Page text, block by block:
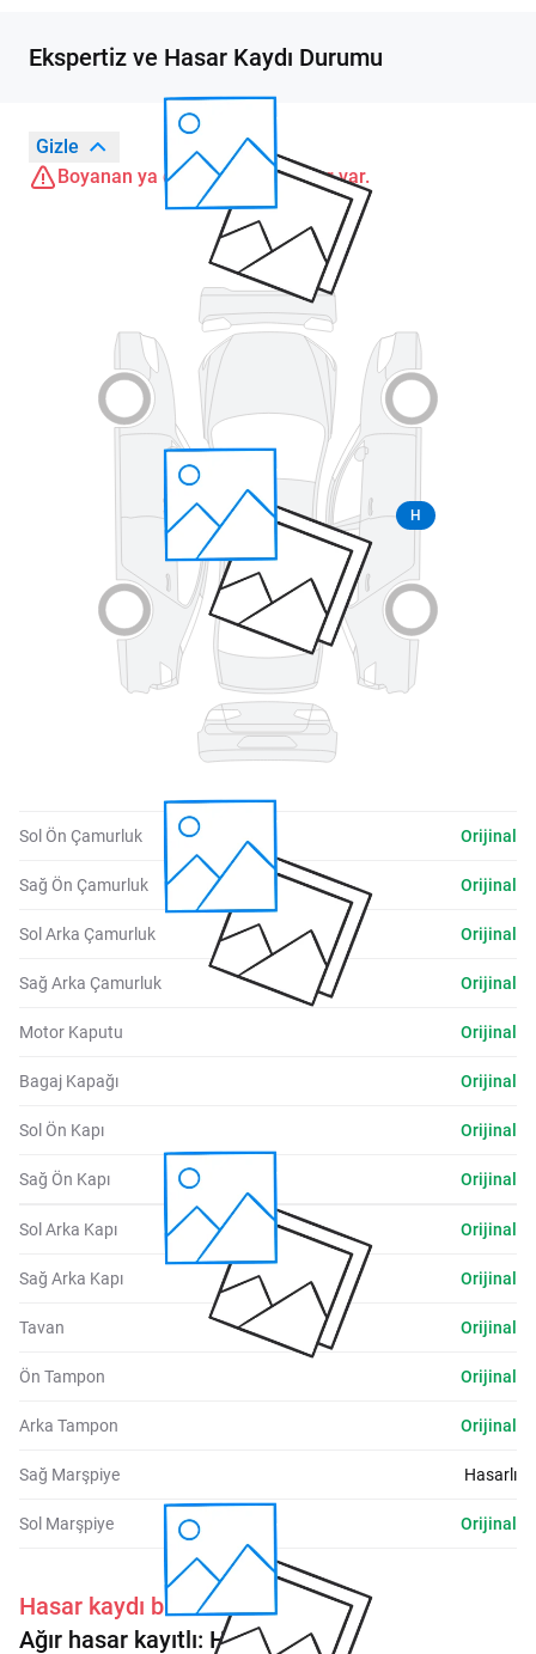
Ekspertiz ve Hasar Kaydı Durumu
Gizle
Boyanan ya da değişen parçalar var.
H
Sol Ön Çamurluk Orijinal
Sağ Ön Çamurluk Orijinal
Sol Arka Çamurluk Orijinal
Sağ Arka Çamurluk Orijinal
Motor Kaputu Orijinal
Bagaj Kapağı Orijinal
Sol Ön Kapı Orijinal
Sağ Ön Kapı Orijinal
Sol Arka Kapı Orijinal
Sağ Arka Kapı Orijinal
Tavan Orijinal
Ön Tampon Orijinal
Arka Tampon Orijinal
Sağ Marşpiye Hasarlı
Sol Marşpiye Orijinal
Hasar kaydı bulunmaktadır.
Ağır hasar kayıtlı: Hayır